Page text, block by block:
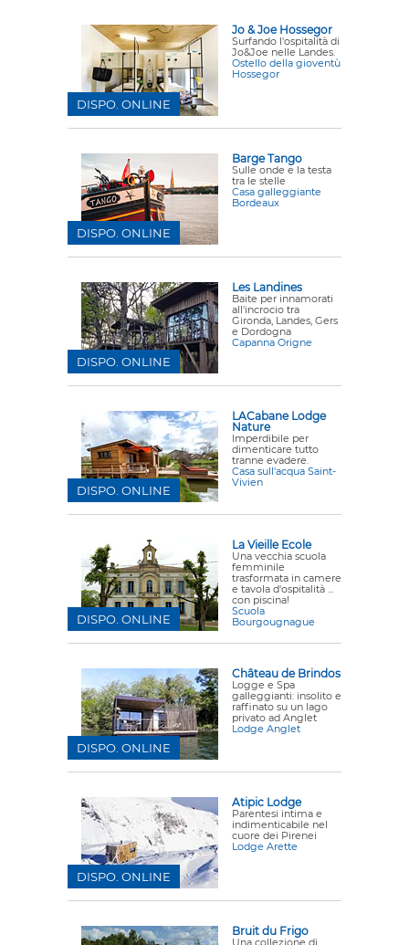
Jo & Joe Hossegor
Surfando l'ospitalità di
Jo&Joe nelle Landes.
Ostello della gioventù
Hossegor
DISPO. ONLINE
Barge Tango
Sulle onde e la testa
tra le stelle
Casa galleggiante
Bordeaux
DISPO. ONLINE
Les Landines
Baite per innamorati
all'incrocio tra
Gironda, Landes, Gers
e Dordogna
Capanna Origne
DISPO. ONLINE
LACabane Lodge
Nature
Imperdibile per
dimenticare tutto
tranne evadere.
Casa sull'acqua Saint-
Vivien
DISPO. ONLINE
La Vieille Ecole
Una vecchia scuola
femminile
trasformata in camere
e tavola d'ospitalità ...
con piscina!
Scuola
Bourgougnague
DISPO. ONLINE
Château de Brindos
Logge e Spa
galleggianti: insolito e
raffinato su un lago
privato ad Anglet
Lodge Anglet
DISPO. ONLINE
Atipic Lodge
Parentesi intima e
indimenticabile nel
cuore dei Pirenei
Lodge Arette
DISPO. ONLINE
Bruit du Frigo
Una collezione di